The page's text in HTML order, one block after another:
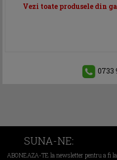
Vezi toate produsele din
0733
SUNA-NE:
ABONEAZA-TE la newsletter pentru a fi